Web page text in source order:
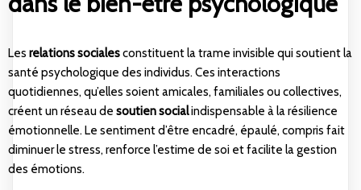
Les relations socialesconstituent la trame invisible qui soutient la
santé psychologique des individus. Ces interactions
quotidiennes, qu’elles soient amicales, familiales ou collectives,
créent un réseau de soutien socialindispensable à la résilience
émotionnelle. Le sentiment d’être encadré, épaulé, compris fait
diminuer le stress, renforce l’estime de soi et facilite la gestion
des émotions.